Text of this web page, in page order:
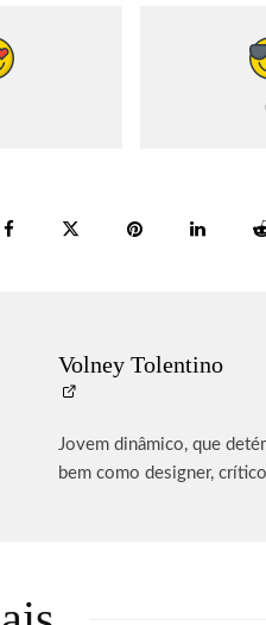
Volney Tolentino
Jovem dinâmico, que
bem como designer,